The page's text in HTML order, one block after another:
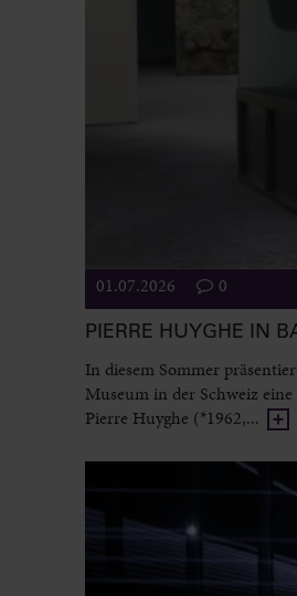
01.07.2026 0
PIERRE HUYGHE IN
In diesem Sommer
Museum in der Schweiz
Pierre Huyghe (*1962,...